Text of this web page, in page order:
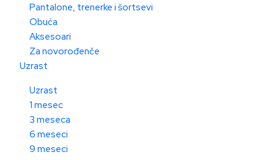
Pantalone, trenerke i šortsevi
Obuća
Aksesoari
Za novorođenče
Uzrast
Uzrast
1 mesec
3 meseca
6 meseci
9 meseci